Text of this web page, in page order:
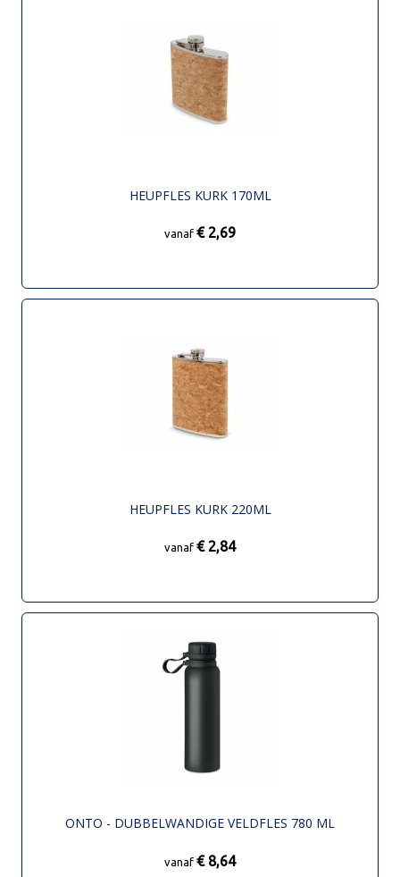
HEUPFLES KURK 170ML
vanaf € 2,69
HEUPFLES KURK 220ML
vanaf € 2,84
ONTO - DUBBELWANDIGE VELDFLES 780 ML
vanaf € 8,64